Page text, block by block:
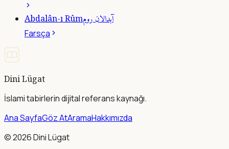
Abdalân-ı Rûmآبدالان روم
Farsça
Dini Lügat
İslami tabirlerin dijital referans kaynağı.
Ana SayfaGöz AtAramaHakkımızda
©2026Dini Lügat